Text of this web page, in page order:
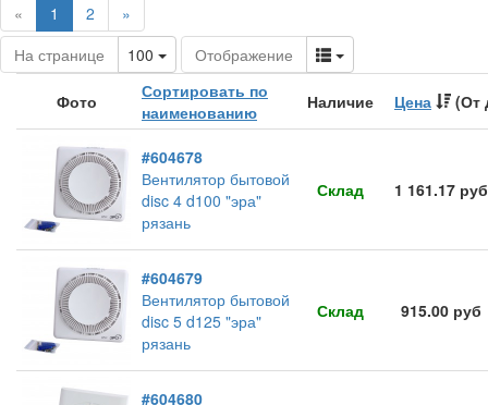
«
1 (current)
2
»
На странице
100 Toggle Dropdown
Отображение Toggle Dropdown
Фото
Сортировать по
наименованию
Наличие Цена (От
#604678
Вентилятор бытовой
disc 4 d100 "эра"
рязань
Склад 1 161.17 руб
#604679
Вентилятор бытовой
disc 5 d125 "эра"
рязань
Склад 915.00 руб
#604680